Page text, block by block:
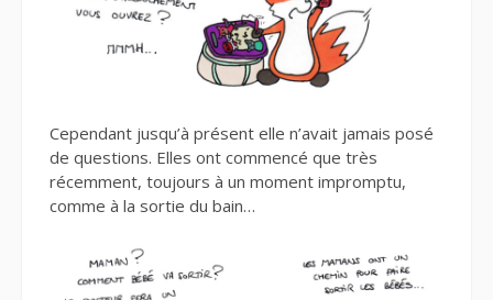
Cependant jusqu’à présent elle n’avait jamais posé
de questions. Elles ont commencé que très
récemment, toujours à un moment impromptu,
comme à la sortie du bain…